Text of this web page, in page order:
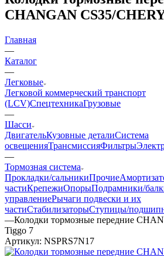
CHANGAN CS35/
Главная
—
Каталог
—
Легковые
Легковой коммерческий транспорт
(LCV)СпецтехникаГрузовые
—
Шасси
ДвигательКузовные деталиСистема
освещенияТрансмиссияФильтры
—
Тормозная система
Прокладки/сальникиПрочие
частиКрепежиОпорыПодрамники/
управлениеРычаги подвески и их
частиСтабилизаторыСтупицы/
—Колодки тормозные передние
Tiggo 7
Артикул: NSPRS7N17